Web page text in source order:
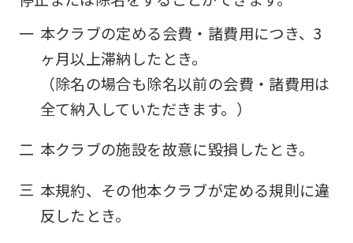
一 本クラブの定める会費・諸費用につき、3
ヶ月以上滞納したとき。
（除名の場合も除名以前の会費・諸費用は
全て納入していただきます。）
二 本クラブの施設を故意に毀損したとき。
三 本規約、その他本クラブが定める規則に違
反したとき。